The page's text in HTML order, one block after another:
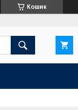
Кошик